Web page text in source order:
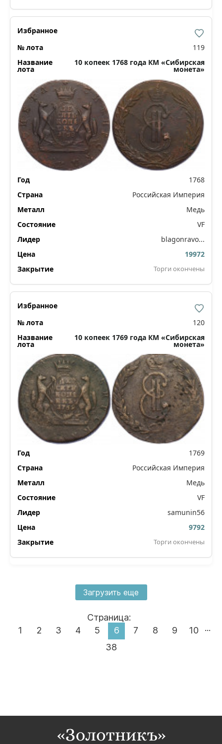
119
10 копеек 1768 года КМ «Сибирская
монета»
1768
Российская Империя
Медь
VF
blagonravo...
19972
Торги окончены
120
10 копеек 1769 года КМ «Сибирская
монета»
1769
Российская Империя
Медь
VF
samunin56
9792
Торги окончены
Загрузить еще
Страница:
1
2 3 4 5 6 7 8 9 10
...
38